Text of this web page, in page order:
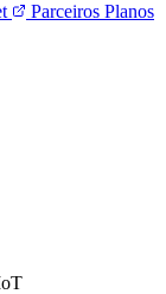
Parceiros Planos